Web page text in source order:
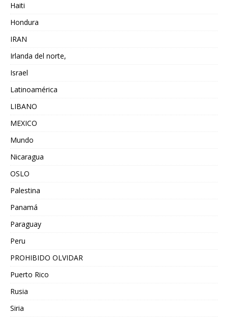
Haiti
Hondura
IRAN
Irlanda del norte,
Israel
Latinoamérica
LIBANO
MEXICO
Mundo
Nicaragua
OSLO
Palestina
Panamá
Paraguay
Peru
PROHIBIDO OLVIDAR
Puerto Rico
Rusia
Siria